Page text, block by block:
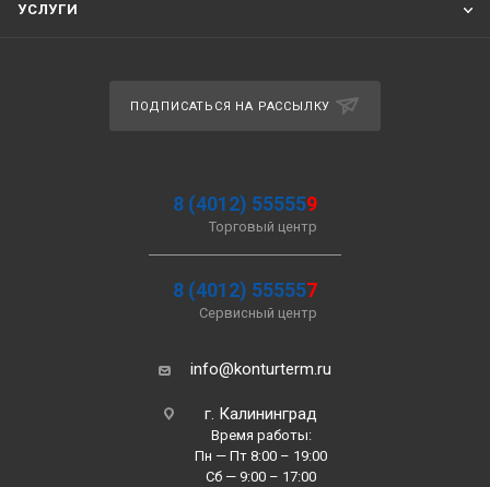
УСЛУГИ
ПОДПИСАТЬСЯ НА РАССЫЛКУ
8 (4012) 555559
Торговый центр
8 (4012) 555557
Сервисный центр
info@konturterm.ru
г. Калининград
Время работы:
Пн — Пт 8:00 – 19:00
Сб — 9:00 – 17:00